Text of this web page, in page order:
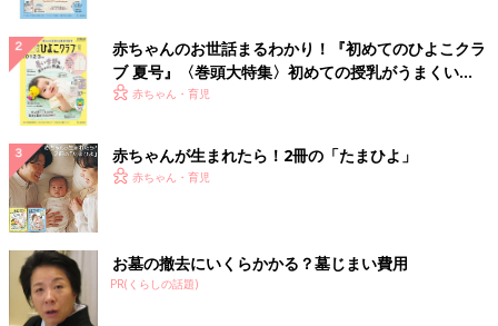
赤ちゃんのお世話まるわかり！『初めてのひよこクラ
ブ 夏号』〈巻頭大特集〉初めての授乳がうまくい
く！ おっぱい・ミルクの基本と夏のトラブル 解決テ
赤ちゃん・育児
赤ちゃんが生まれたら！2冊の「たまひよ」
赤ちゃん・育児
お墓の撤去にいくらかかる？墓じまい費用
PR(くらしの話題)